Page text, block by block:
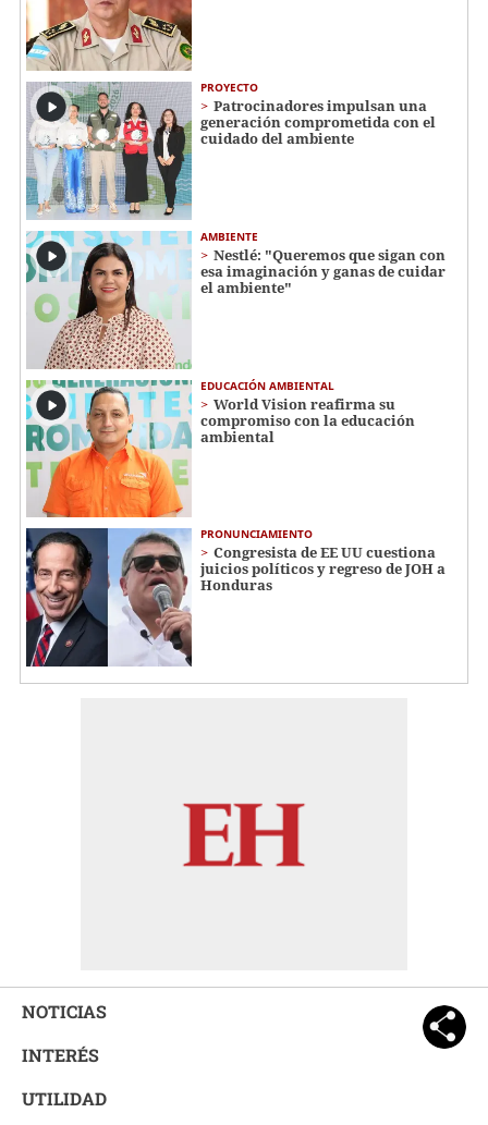
PROYECTO
Patrocinadores impulsan una
generación comprometida con el
cuidado del ambiente
AMBIENTE
Nestlé: "Queremos que sigan con
esa imaginación y ganas de cuidar
el ambiente"
EDUCACIÓN AMBIENTAL
World Vision reafirma su
compromiso con la educación
ambiental
PRONUNCIAMIENTO
Congresista de EE UU cuestiona
juicios políticos y regreso de JOH a
Honduras
NOTICIAS
INTERÉS
UTILIDAD